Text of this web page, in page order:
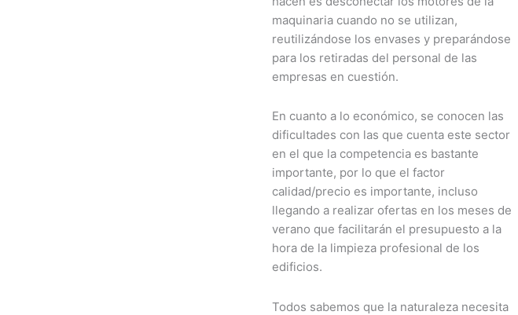
maquinaria cuando no se utilizan,
reutilizándose los envases y preparándose
para los retiradas del personal de las
empresas en cuestión.
En cuanto a lo económico, se conocen las
dificultades con las que cuenta este sector
en el que la competencia es bastante
importante, por lo que el factor
calidad/precio es importante, incluso
llegando a realizar ofertas en los meses de
verano que facilitarán el presupuesto a la
hora de la limpieza profesional de los
edificios.
Todos sabemos que la naturaleza necesita